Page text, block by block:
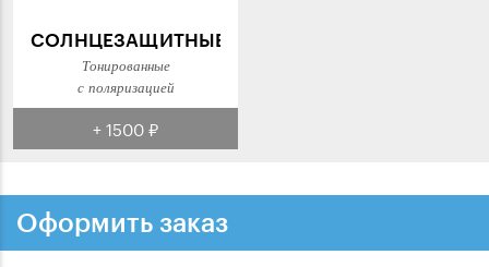
СОЛНЦЕЗАЩИТНЫЕ
Тонированные
с поляризацией
+ 1500 ₽
Оформить заказ